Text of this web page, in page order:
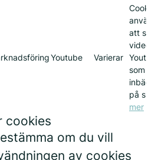
Youtube Varierar
att
videos
som är
på
mer
cookies
om du vill
av cookies